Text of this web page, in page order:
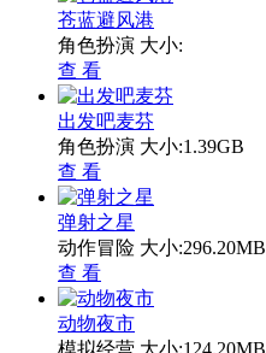
苍蓝避风港
角色扮演 大小:
查 看
出发吧麦芬
角色扮演 大小:1.39GB
查 看
弹射之星
动作冒险 大小:296.20MB
查 看
动物夜市